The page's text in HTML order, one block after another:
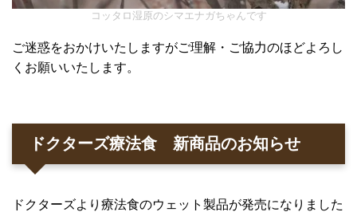
コッタロ湿原のシマエナガちゃんです
ご迷惑をおかけいたしますがご理解・ご協力のほどよろし
くお願いいたします。
ドクターズ療法食 新商品のお知らせ
ドクターズより療法食のウェット製品が発売になりました